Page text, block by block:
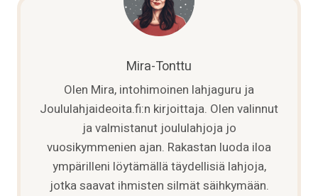
Mira-Tonttu
Olen Mira, intohimoinen lahjaguru ja
Joululahjaideoita.fi:n kirjoittaja. Olen valinnut
ja valmistanut joululahjoja jo
vuosikymmenien ajan. Rakastan luoda iloa
ympärilleni löytämällä täydellisiä lahjoja,
jotka saavat ihmisten silmät säihkymään.